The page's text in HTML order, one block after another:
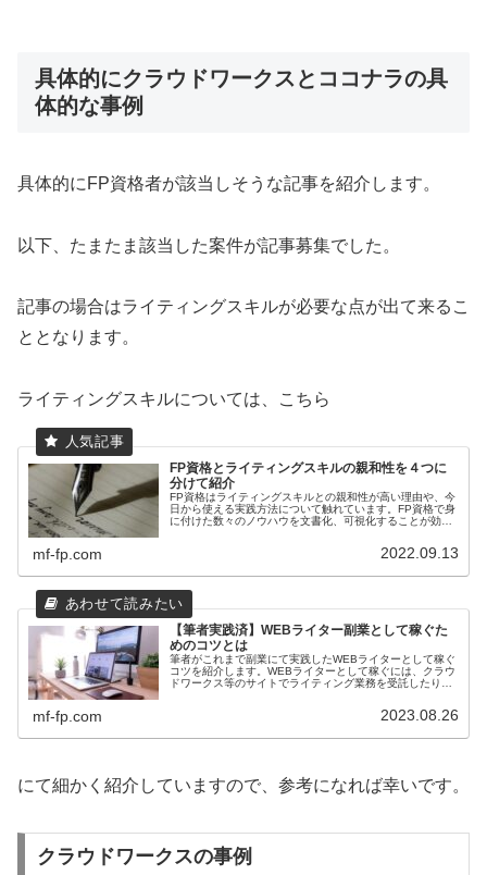
具体的にクラウドワークスとココナラの具
体的な事例
具体的にFP資格者が該当しそうな記事を紹介します。
以下、たまたま該当した案件が記事募集でした。
記事の場合はライティングスキルが必要な点が出て来るこ
ととなります。
ライティングスキルについては、こちら
FP資格とライティングスキルの親和性を４つに
分けて紹介
FP資格はライティングスキルとの親和性が高い理由や、今
日から使える実践方法について触れています。FP資格で身
に付けた数々のノウハウを文書化、可視化することが効果
mf-fp.com 2022.09.13
【筆者実践済】WEBライター副業として稼ぐた
めのコツとは
筆者がこれまで副業にて実践したWEBライターとして稼ぐ
コツを紹介します。WEBライターとして稼ぐには、クラウ
ドワークス等のサイトでライティング業務を受託したり、
業に支障をきたさない割り切りも必要でしょう。
mf-fp.com 2023.08.26
にて細かく紹介していますので、参考になれば幸いです。
クラウドワークスの事例